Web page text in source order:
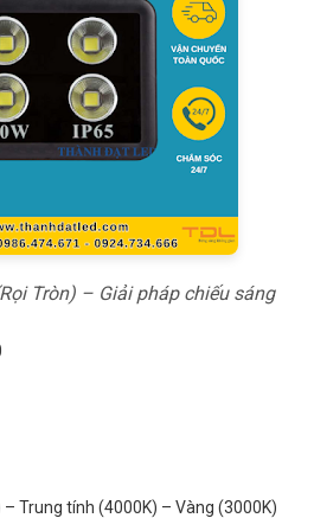
Tròn) – Giải pháp chiếu sáng
Trung tính (4000K) – Vàng (3000K)